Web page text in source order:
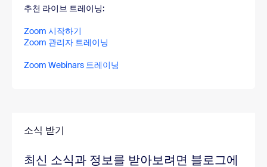
추천 라이브 트레이닝:
Zoom 시작하기
Zoom 관리자 트레이닝
Zoom Webinars 트레이닝
소식 받기
최신 소식과 정보를 받아보려면 블로그에